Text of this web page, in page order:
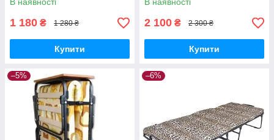
1 180 ₴ 1 280 ₴
Купити
2 100 ₴ 2 300 ₴
Купити
–5% –6%